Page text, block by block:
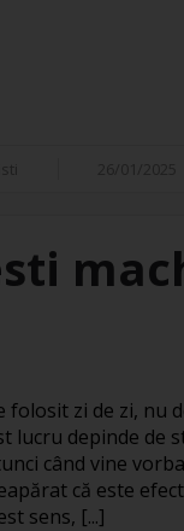
zi de zi, nu
lucru depinde de
când vine
că este
sens, [...]